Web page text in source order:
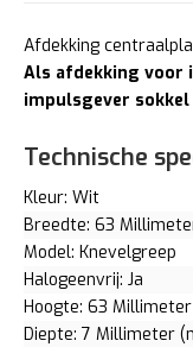
Afdekking
Als afdekking voor
impulsgever sokkel
Technische
Kleur: Wit
Breedte: 63
Model: Knevelgreep
Halogeenvrij: Ja
Hoogte: 63
Diepte: 7 Millimeter